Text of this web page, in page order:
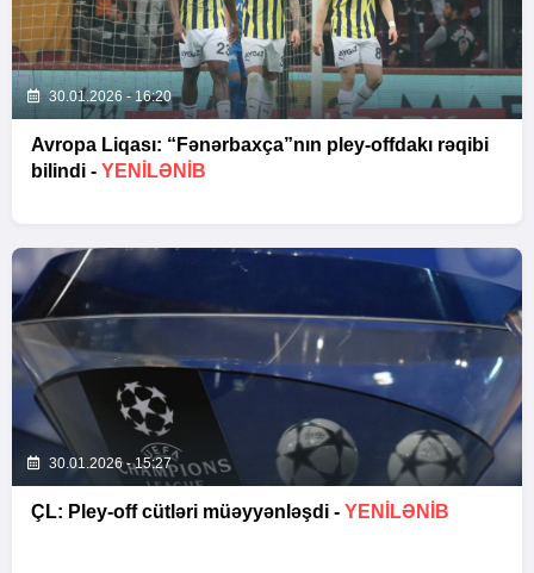
30.01.2026 - 16:20
Avropa Liqası: “Fənərbaxça”nın pley-offdakı rəqibi
bilindi - YENİLƏNİB
30.01.2026 - 15:27
ÇL: Pley-off cütləri müəyyənləşdi - YENİLƏNİB